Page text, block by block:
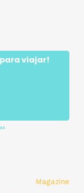
viajar!
Magazine